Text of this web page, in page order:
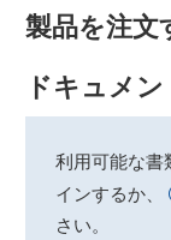
製品を注文
ドキュメ
利用可能な書
インするか、
さい。